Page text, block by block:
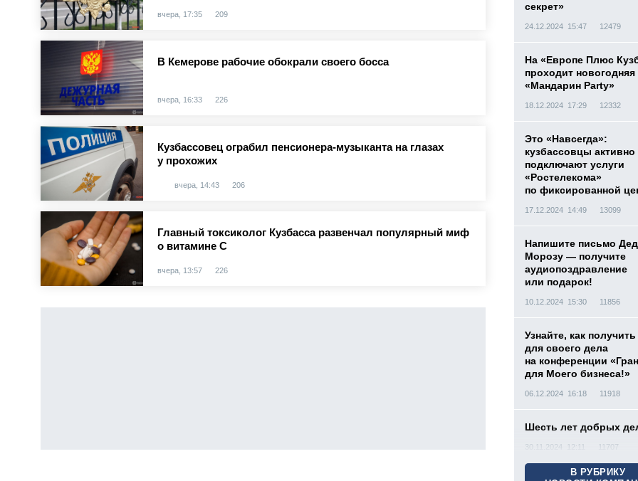
вчера, 17:35 209
В Кемерове рабочие обокрали своего босса
вчера, 16:33 226
Кузбассовец ограбил пенсионера-музыканта на глазах
у прохожих
вчера, 14:43 206
Главный токсиколог Кузбасса развенчал популярный миф
о витамине С
вчера, 13:57 226
секрет»
24.12.2024 15:47 12479
На «Европе Плюс
проходит новогодняя
«Мандарин Party»
18.12.2024 17:29 12332
Это «Навсегда»:
кузбассовцы активно
подключают услуги
«Ростелекома»
по фиксированной
17.12.2024 14:49 13099
Напишите письмо
Морозу — получите
аудиопоздравление
или подарок!
10.12.2024 15:30 11856
Узнайте, как получить
для своего дела
на конференции
для Моего бизнеса!»
06.12.2024 16:18 11918
Шесть лет добрых
30.11.2024 12:11 11707
В РУБРИКУ